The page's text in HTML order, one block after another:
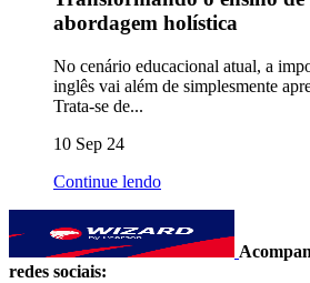
abordagem holística
No cenário educacional atual, a
inglês vai além de simplesmente
Trata-se de...
10 Sep 24
Continue lendo
redes sociais: